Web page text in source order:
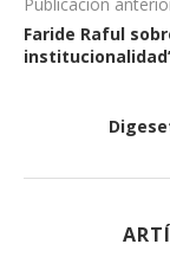
Faride Raful